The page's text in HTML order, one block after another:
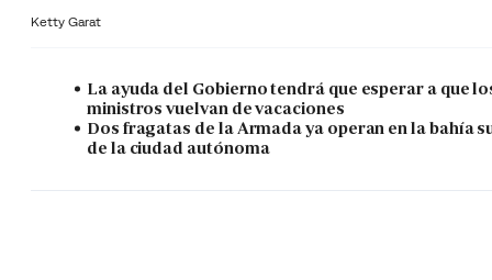
Ketty Garat
La ayuda del Gobierno tendrá que esperar a que
ministros vuelvan de vacaciones
Dos fragatas de la Armada ya operan en la bahía
de la ciudad autónoma